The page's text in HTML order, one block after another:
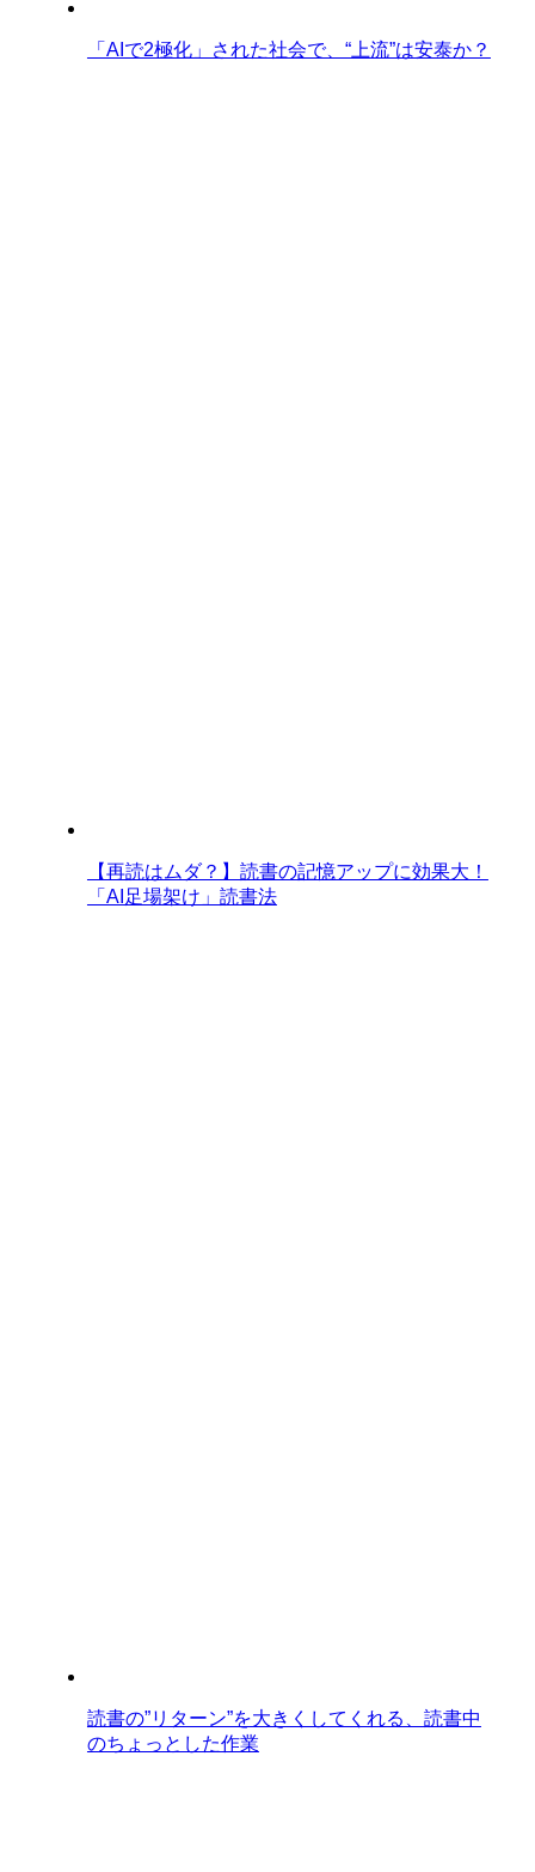
「AIで2極化」された社会で、“上流”は安泰か？
【再読はムダ？】読書の記憶アップに効果大！
「AI足場架け」読書法
読書の”リターン”を大きくしてくれる、読書中
のちょっとした作業